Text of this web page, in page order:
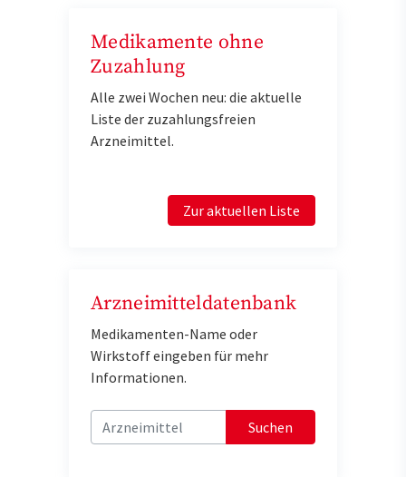
Medikamente ohne
Zuzahlung
Alle zwei Wochen neu: die aktuelle
Liste der zuzahlungsfreien
Arzneimittel.
Zur aktuellen Liste
Arzneimitteldatenbank
Medikamenten-Name oder
Wirkstoff eingeben für mehr
Informationen.
Suchen